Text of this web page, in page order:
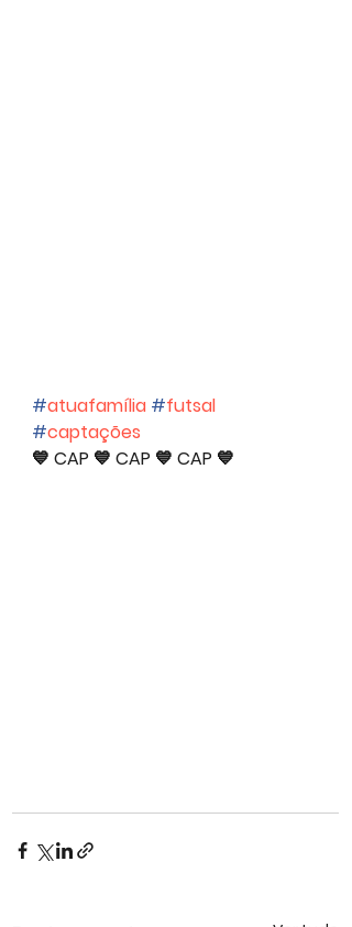
#atuafamília #futsal
#captações
💙 CAP 💙 CAP 💙 CAP 💙